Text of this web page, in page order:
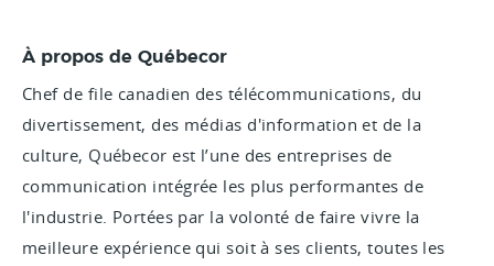
À propos de Québecor
Chef de file canadien des télécommunications, du
divertissement, des médias d'information et de la
culture, Québecor est l’une des entreprises de
communication intégrée les plus performantes de
l'industrie. Portées par la volonté de faire vivre la
meilleure expérience qui soit à ses clients, toutes les